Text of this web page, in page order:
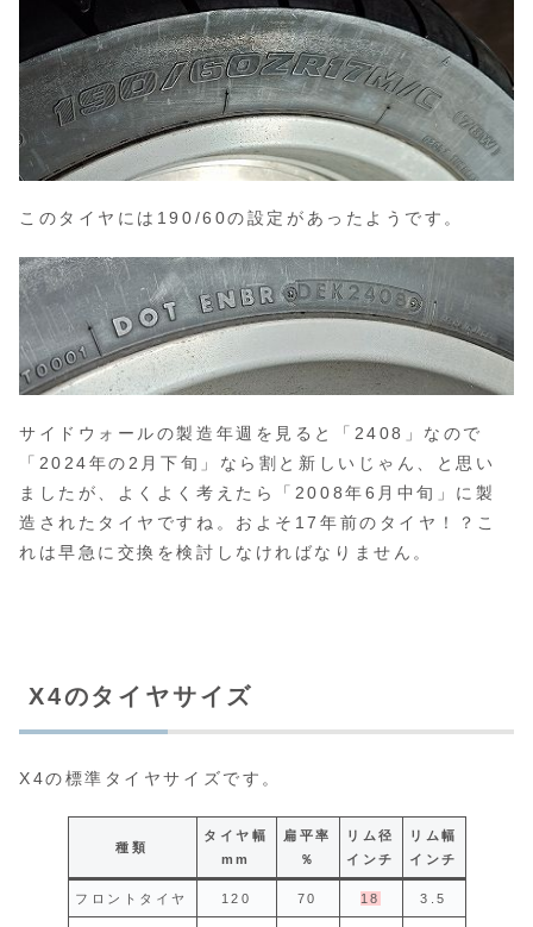
このタイヤには190/60の設定があったようです。
サイドウォールの製造年週を見ると「2408」なので
「2024年の2月下旬」なら割と新しいじゃん、と思い
ましたが、よくよく考えたら「2008年6月中旬」に製
造されたタイヤですね。およそ17年前のタイヤ！？こ
れは早急に交換を検討しなければなりません。
X4のタイヤサイズ
X4の標準タイヤサイズです。
種類
タイヤ幅
mm
扁平率
％
リム径
インチ
リム幅
インチ
フロントタイヤ 120 70 18 3.5